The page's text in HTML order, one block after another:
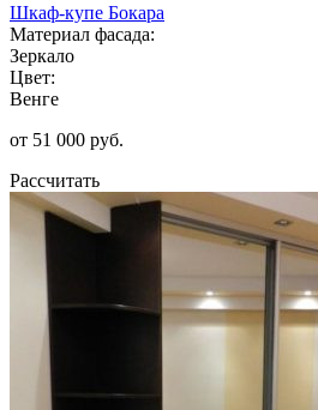
Шкаф-купе Бокара
Материал фасада:
Зеркало
Цвет:
Венге
от 51 000 руб.
Рассчитать